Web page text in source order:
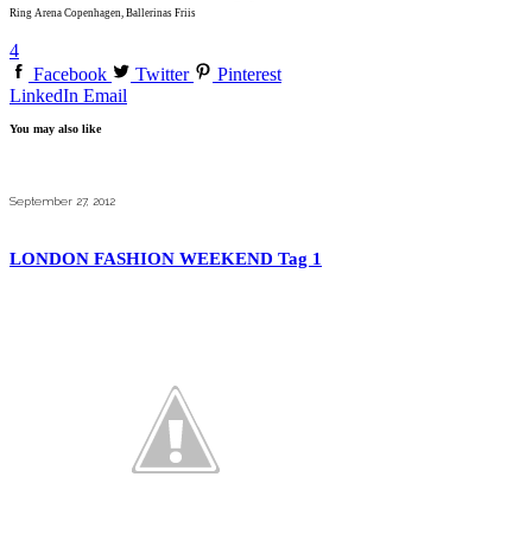
Ring Arena Copenhagen, Ballerinas Friis
4
Facebook
Twitter
Pinterest
LinkedIn Email
You may also like
September 27, 2012
LONDON FASHION WEEKEND Tag 1